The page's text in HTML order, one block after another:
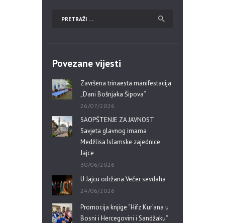
Povezane vijesti
Završena trinaesta manifestacija
„Dani Bošnjaka Šipova“
26/07/2026
SAOPŠTENJE ZA JAVNOST
Savjeta glavnog imama
Medžlisa Islamske zajednice
Jajce
30/06/2026
U Jajcu održana Večer sevdaha
24/06/2026
Promocija knjige “Hifz Kur’ana u
Bosni i Hercegovini i Sandžaku”